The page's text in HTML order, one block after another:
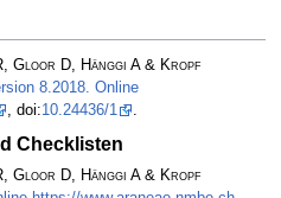
Gloor D, Hänggi A & Kropf
8.2018. Online
, doi:10.24436/1
Checklisten
Gloor D, Hänggi A & Kropf